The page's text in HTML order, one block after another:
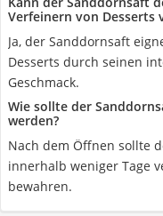
Verfeinern von Desserts
Ja, der Sanddornsaft
Desserts durch seinen
Geschmack.
Wie sollte der
werden?
Nach dem Öffnen sollte
innerhalb weniger Tage
bewahren.